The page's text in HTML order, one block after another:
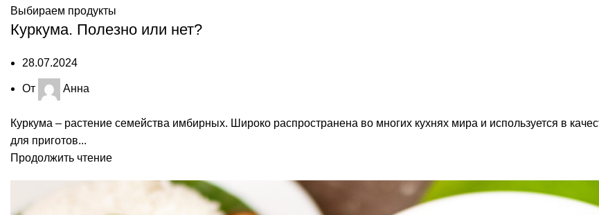
Выбираем продукты
Куркума. Полезно или нет?
28.07.2024
От Анна
Куркума – растение семейства имбирных. Широко распространена во многих кухнях мира и используется в
для приготов...
Продолжить чтение